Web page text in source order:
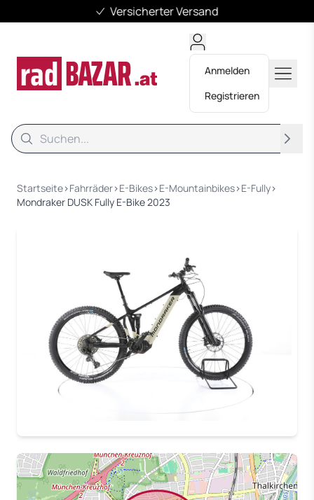
Versicherter Versand
Anmelden
Registrieren
Suche
Startseite›Fahrräder›E-Bikes›E-Mountainbikes›E-Fully›
Mondraker DUSK Fully E-Bike 2023